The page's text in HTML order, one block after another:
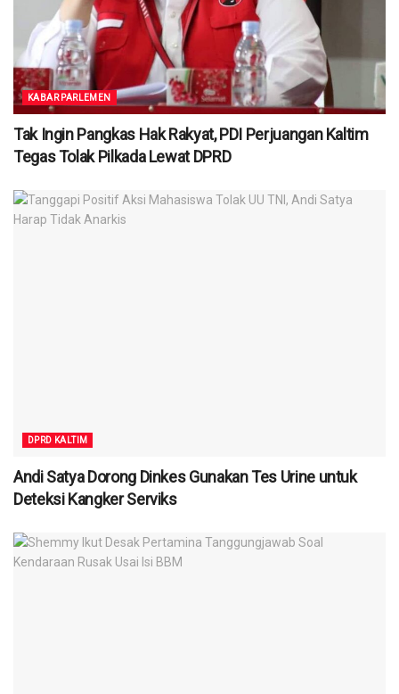
KABAR PARLEMEN
Tak Ingin Pangkas Hak Rakyat, PDI Perjuangan Kaltim
Tegas Tolak Pilkada Lewat DPRD
DPRD KALTIM
Andi Satya Dorong Dinkes Gunakan Tes Urine untuk
Deteksi Kangker Serviks